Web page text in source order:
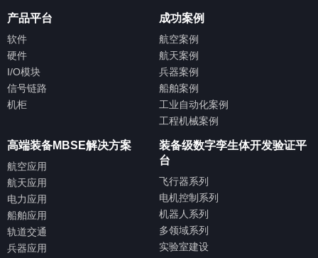
产品平台
软件
硬件
I/O模块
信号链路
机柜
成功案例
航空案例
航天案例
兵器案例
船舶案例
工业自动化案例
工程机械案例
高端装备MBSE解决方案
航空应用
航天应用
电力应用
船舶应用
轨道交通
兵器应用
装备级数字孪生体开发验证平
台
飞行器系列
电机控制系列
机器人系列
多领域系列
实验室建设